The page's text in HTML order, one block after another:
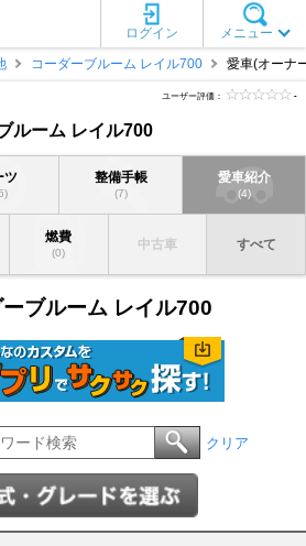
メニュー
ログイン
コーダーブルーム レイル700 愛車(オーナ
ルーム レイル700
ユーザー評価： -
ツ 整備手帳
(7)
愛車紹介
(4)
燃費
(0)
中古車 すべて
ブルーム レイル700
クリア